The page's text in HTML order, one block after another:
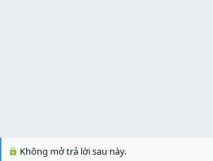
Không mở trả lời sau này.